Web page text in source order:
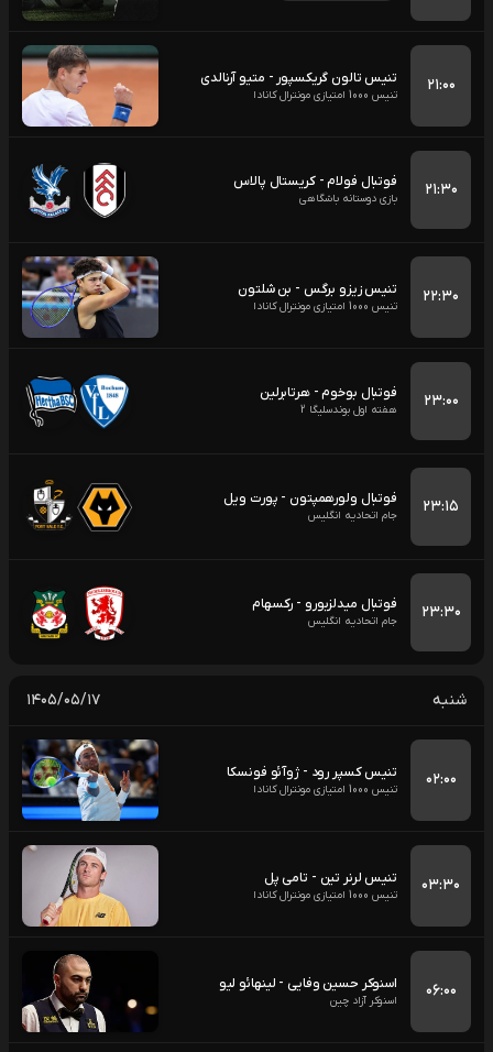
۲۱:۰۰ تنیس تالون گریکسپور - متیو آرنالدی
تنیس 1000 امتیازی مونترال کانادا
۲۱:۳۰ فوتبال فولام - کریستال پالاس
بازی دوستانه باشگاهی
۲۲:۳۰ تنیس زیزو برگس - بن شلتون
تنیس 1000 امتیازی مونترال کانادا
۲۳:۰۰ فوتبال بوخوم - هرتابرلین
هفته اول بوندسلیگا 2
۲۳:۱۵ فوتبال ولورهمپتون - پورت ویل
جام اتحادیه انگلیس
۲۳:۳۰ فوتبال میدلزبورو - رکسهام
جام اتحادیه انگلیس
شنبه ۱۴۰۵/۰۵/۱۷
۰۲:۰۰ تنیس کسپر رود - ژوآئو فونسکا
تنیس 1000 امتیازی مونترال کانادا
۰۳:۳۰ تنیس لرنر تین - تامی پل
تنیس 1000 امتیازی مونترال کانادا
۰۶:۰۰ اسنوکر حسین وفایی - لینهائو لیو
اسنوکر آزاد چین